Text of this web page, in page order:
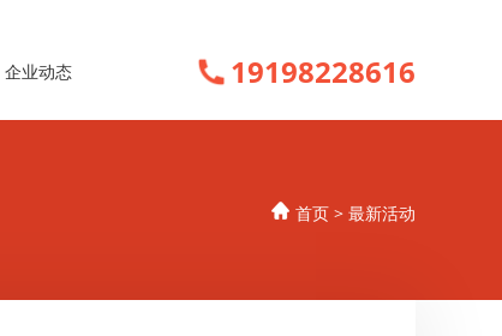
19198228616
企业动态
首页 > 最新活动